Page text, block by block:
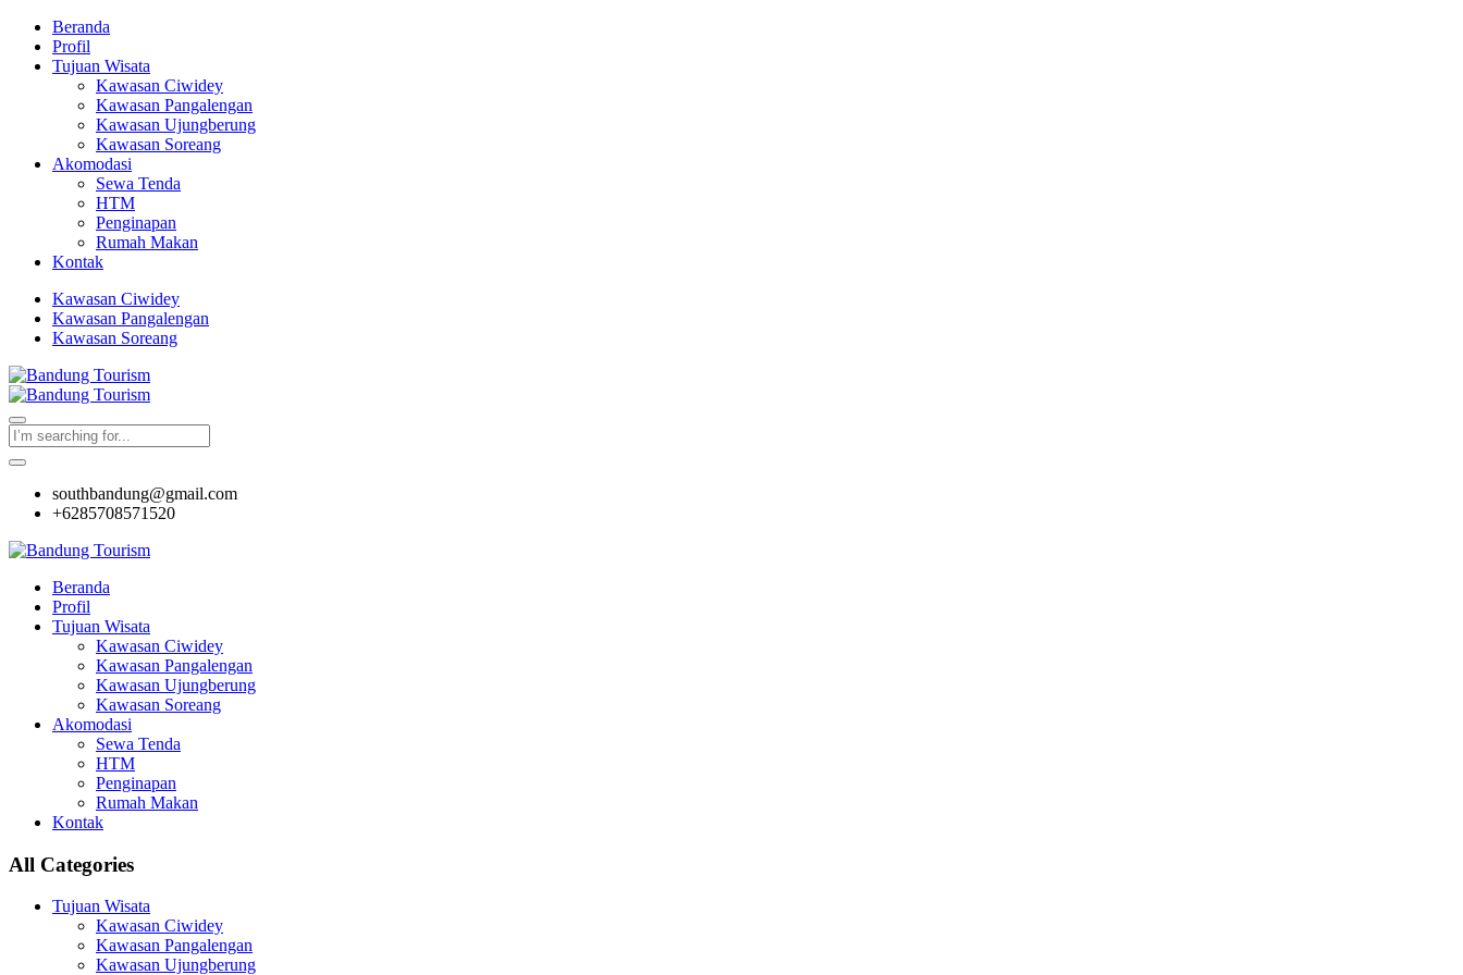
Beranda
Profil
Tujuan Wisata
Kawasan Ciwidey
Kawasan Pangalengan
Kawasan Ujungberung
Kawasan Soreang
Akomodasi
Sewa Tenda
HTM
Penginapan
Rumah Makan
Kontak
Kawasan Ciwidey
Kawasan Pangalengan
Kawasan Soreang
southbandung@gmail.com
+6285708571520
Beranda
Profil
Tujuan Wisata
Kawasan Ciwidey
Kawasan Pangalengan
Kawasan Ujungberung
Kawasan Soreang
Akomodasi
Sewa Tenda
HTM
Penginapan
Rumah Makan
Kontak
All Categories
Tujuan Wisata
Kawasan Ciwidey
Kawasan Pangalengan
Kawasan Ujungberung